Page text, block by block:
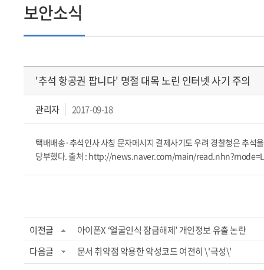
보안소식
'추석 항공권 팝니다' 명절 대목 노린 인터넷 사기 주의
관리자 2017-09-18
택배배송·추석인사 사칭 문자메시지 결제사기도 우려 경찰청은 추석
당부했다. 출처 : http://news.naver.com/main/
이전글
아이폰X ‘얼굴인식 잠금해제’ 개인정보 유출 논란
다음글
문서 취약점 악용한 악성코드 여전히 \'극성\'